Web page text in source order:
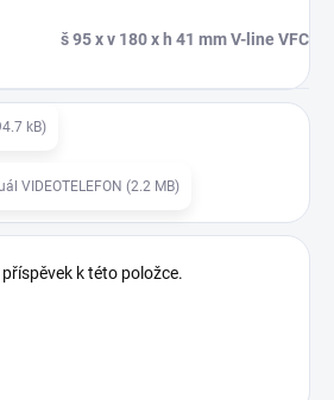
š 95 x v 180 x h 41 mm V-line VFC
kB)
VIDEOTELEFON (2.2 MB)
k této položce.